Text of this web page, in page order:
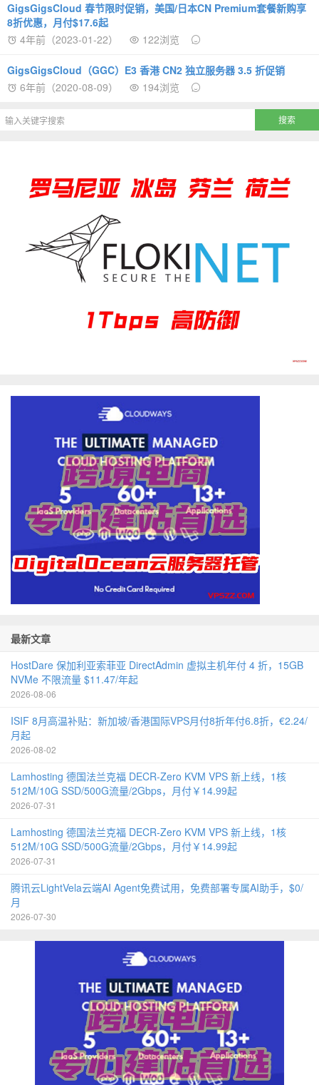
GigsGigsCloud 春节限时促销，美国/日本CN Premium套餐新购享
8折优惠，月付$17.6起
4年前（2023-01-22）
122浏览
GigsGigsCloud（GGC）E3 香港 CN2 独立服务器 3.5 折促销
6年前（2020-08-09）
194浏览
最新文章
HostDare 保加利亚索菲亚 DirectAdmin 虚拟主机年付 4 折，15GB
NVMe 不限流量 $11.47/年起
2026-08-06
ISIF 8月高温补贴：新加坡/香港国际VPS月付8折年付6.8折，€2.24/
月起
2026-08-02
Lamhosting 德国法兰克福 DECR-Zero KVM VPS 新上线，1核
512M/10G SSD/500G流量/2Gbps，月付￥14.99起
2026-07-31
Lamhosting 德国法兰克福 DECR-Zero KVM VPS 新上线，1核
512M/10G SSD/500G流量/2Gbps，月付￥14.99起
2026-07-31
腾讯云LightVela云端AI Agent免费试用，免费部署专属AI助手，$0/
月
2026-07-30